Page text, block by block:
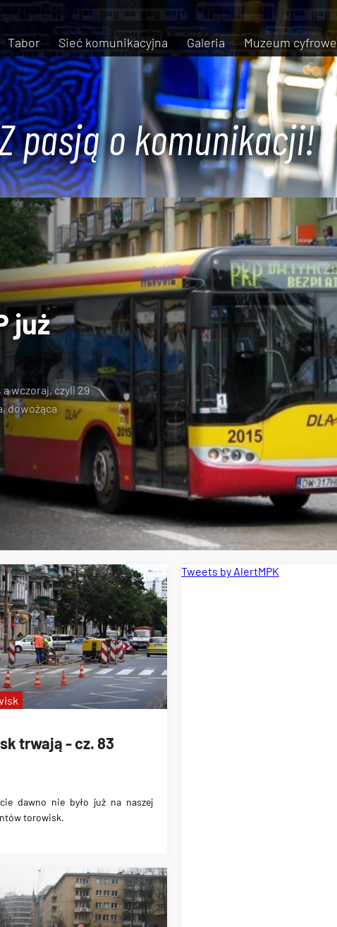
Tabor Sieć komunikacyjna Galeria Muzeum cyfrowe
pasją o komunikacji!
już
a wczoraj, czyli29
dowożąca
trwają - cz. 83
dawno nie było już na naszej
torowisk.
Tweets by AlertMPK